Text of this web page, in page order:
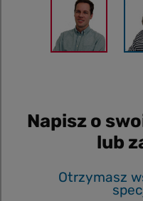
Napisz o
lub
Otrzymasz